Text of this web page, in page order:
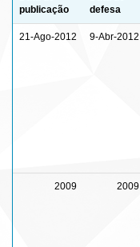
publicação
defesa
21-Ago-2012 9-Abr-2012
2009 2009